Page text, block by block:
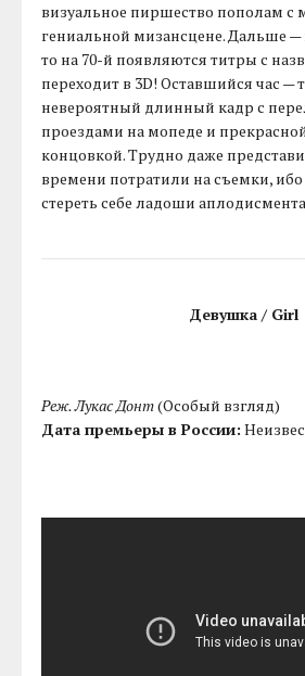
визуальное пиршество пополам с
гениальной мизансцене. Дальше —
то на 70-й появляются титры с
переходит в 3D! Оставшийся час —
невероятный длинный кадр с
проездами на мопеде и
концовкой. Трудно даже
времени потратили на съемки, ибо
стереть себе ладоши
Девушка / Girl
Реж. Лукас Донт(Особый взгляд)
Дата премьеры в России: